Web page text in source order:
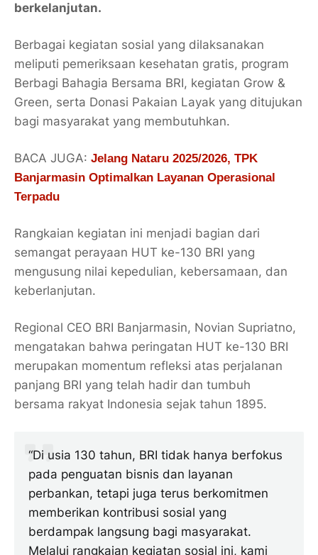
berkelanjutan.
Berbagai kegiatan sosial yang dilaksanakan
meliputi pemeriksaan kesehatan gratis, program
Berbagi Bahagia Bersama BRI, kegiatan Grow &
Green, serta Donasi Pakaian Layak yang ditujukan
bagi masyarakat yang membutuhkan.
BACA JUGA: Jelang Nataru 2025/2026, TPK
Banjarmasin Optimalkan Layanan Operasional
Terpadu
Rangkaian kegiatan ini menjadi bagian dari
semangat perayaan HUT ke-130 BRI yang
mengusung nilai kepedulian, kebersamaan, dan
keberlanjutan.
Regional CEO BRI Banjarmasin, Novian Supriatno,
mengatakan bahwa peringatan HUT ke-130 BRI
merupakan momentum refleksi atas perjalanan
panjang BRI yang telah hadir dan tumbuh
bersama rakyat Indonesia sejak tahun 1895.
“Di usia 130 tahun, BRI tidak hanya berfokus
pada penguatan bisnis dan layanan
perbankan, tetapi juga terus berkomitmen
memberikan kontribusi sosial yang
berdampak langsung bagi masyarakat.
Melalui rangkaian kegiatan sosial ini, kami